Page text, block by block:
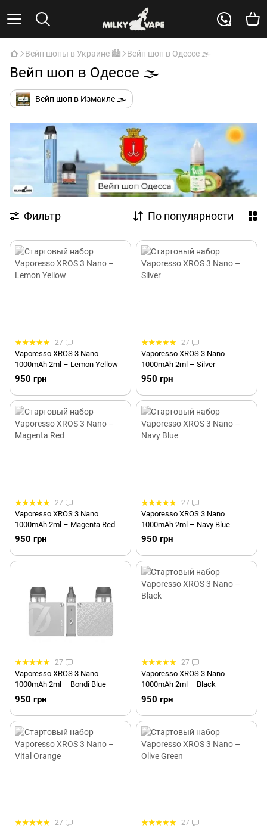
Вейп шопы в Украине 🏙️ Вейп шоп в Одессе 🌫️
Вейп шоп в Одессе 🌫️
Вейп шоп в Измаиле 🌫️
Фильтр По популярности
27
Vaporesso XROS 3 Nano
1000mAh 2ml – Lemon Yellow
950 грн
27
Vaporesso XROS 3 Nano
1000mAh 2ml – Silver
950 грн
27
Vaporesso XROS 3 Nano
1000mAh 2ml – Magenta Red
950 грн
27
Vaporesso XROS 3 Nano
1000mAh 2ml – Navy Blue
950 грн
27
Vaporesso XROS 3 Nano
1000mAh 2ml – Bondi Blue
950 грн
27
Vaporesso XROS 3 Nano
1000mAh 2ml – Black
950 грн
27 27